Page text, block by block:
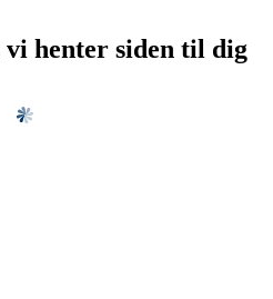
vi henter siden til dig